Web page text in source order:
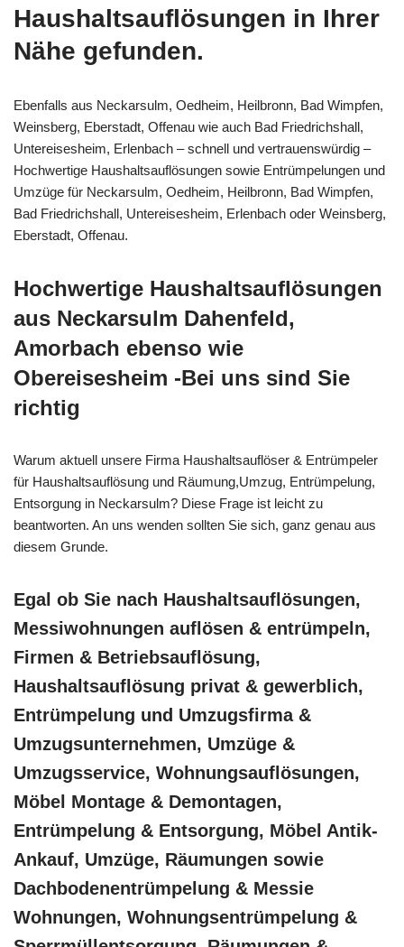
Haushaltsauflösungen in Ihrer
Nähe gefunden.
Ebenfalls aus Neckarsulm, Oedheim, Heilbronn, Bad Wimpfen,
Weinsberg, Eberstadt, Offenau wie auch Bad Friedrichshall,
Untereisesheim, Erlenbach – schnell und vertrauenswürdig –
Hochwertige Haushaltsauflösungen sowie Entrümpelungen und
Umzüge für Neckarsulm, Oedheim, Heilbronn, Bad Wimpfen,
Bad Friedrichshall, Untereisesheim, Erlenbach oder Weinsberg,
Eberstadt, Offenau.
Hochwertige Haushaltsauflösungen
aus Neckarsulm Dahenfeld,
Amorbach ebenso wie
Obereisesheim -Bei uns sind Sie
richtig
Warum aktuell unsere Firma Haushaltsauflöser & Entrümpeler
für Haushaltsauflösung und Räumung,Umzug, Entrümpelung,
Entsorgung in Neckarsulm? Diese Frage ist leicht zu
beantworten. An uns wenden sollten Sie sich, ganz genau aus
diesem Grunde.
Egal ob Sie nach Haushaltsauflösungen,
Messiwohnungen auflösen & entrümpeln,
Firmen & Betriebsauflösung,
Haushaltsauflösung privat & gewerblich,
Entrümpelung und Umzugsfirma &
Umzugsunternehmen, Umzüge &
Umzugsservice, Wohnungsauflösungen,
Möbel Montage & Demontagen,
Entrümpelung & Entsorgung, Möbel Antik-
Ankauf, Umzüge, Räumungen sowie
Dachbodenentrümpelung & Messie
Wohnungen, Wohnungsentrümpelung &